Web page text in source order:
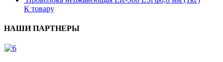
К товару
НАШИ ПАРТНЕРЫ